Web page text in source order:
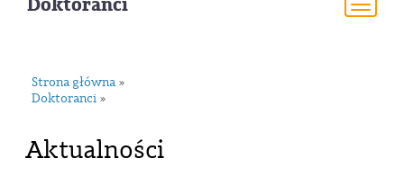
Strona główna »
Doktoranci »
Aktualności